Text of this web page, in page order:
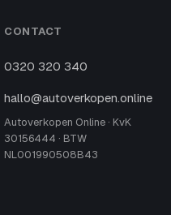
CONTACT
0320 320 340
hallo@autoverkopen.online
Autoverkopen Online · KvK
30156444 · BTW
NL001990508B43